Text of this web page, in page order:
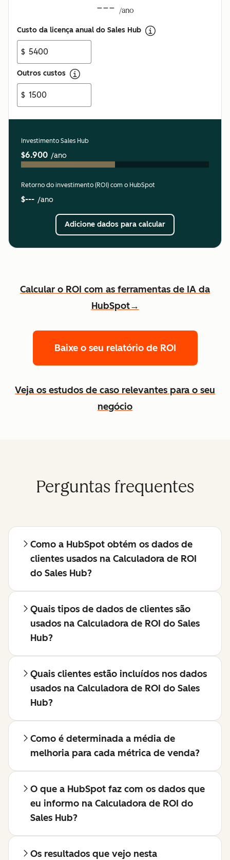
--- /ano
Custo da licença anual do Sales Hub
$
Outros custos
$
Investimento Sales Hub
$6.900 /ano
Retorno do investimento (ROI) com o HubSpot
$--- /ano
Adicione dados para calcular
Calcular o ROI com as ferramentas de IA da
HubSpot→
Baixe o seu relatório de ROI
Veja os estudos de caso relevantes para o seu
negócio
Perguntas frequentes
Como a HubSpot obtém os dados de
clientes usados na Calculadora de ROI
do Sales Hub?
Quais tipos de dados de clientes são
usados na Calculadora de ROI do Sales
Hub?
Quais clientes estão incluídos nos dados
usados na Calculadora de ROI do Sales
Hub?
Como é determinada a média de
melhoria para cada métrica de venda?
O que a HubSpot faz com os dados que
eu informo na Calculadora de ROI do
Sales Hub?
Os resultados que vejo nesta